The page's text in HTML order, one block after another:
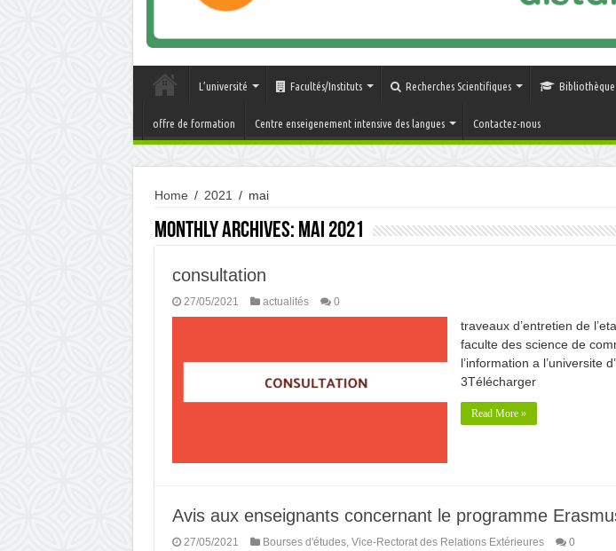
L’université Facultés/Instituts Recherches Scientifiques Bibliothèque
offre de formation Centre enseigenement intensive des langues Contactez-nous
Home / 2021 / mai
Monthly Archives: mai 2021
consultation
27/05/2021 actualités 0
traveaux d’entretien de
faculte des science de
l’information a l’universite
3Télécharger
Read More »
Avis aux enseignants concernant le programme
27/05/2021 Bourses d'études, Vice-Rectorat des Relations Extérieures 0